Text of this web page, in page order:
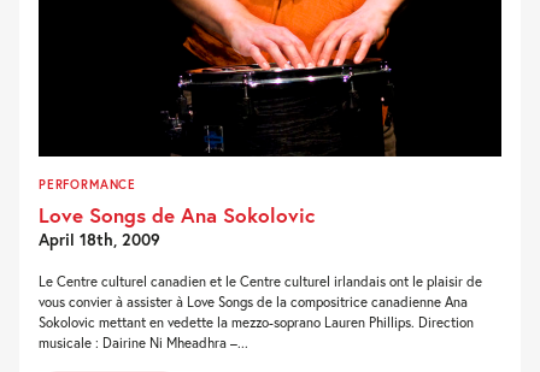
PERFORMANCE
Love Songs de Ana Sokolovic
April 18th, 2009
Le Centre culturel canadien et le Centre culturel irlandais ont le plaisir de
vous convier à assister à Love Songs de la compositrice canadienne Ana
Sokolovic mettant en vedette la mezzo-soprano Lauren Phillips. Direction
musicale : Dairine Ni Mheadhra –...